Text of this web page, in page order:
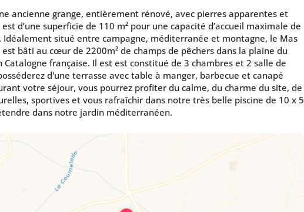
ancienne grange, entièrement rénové, avec pierres apparentes et
est d’une superficie de 110 m² pour une capacité d’accueil maximale de
Idéalement situé entre campagne, méditerranée et montagne, le Mas
bâti au cœur de 2200m² de champs de pêchers dans la plaine du
Catalogne française. Il est est constitué de 3 chambres et 2 salle de
d'une terrasse avec table à manger, barbecue et canapé
votre séjour, vous pourrez profiter du calme, du charme du site, de
sportives et vous rafraîchir dans notre très belle piscine de 10 x 5
dans notre jardin méditerranéen.